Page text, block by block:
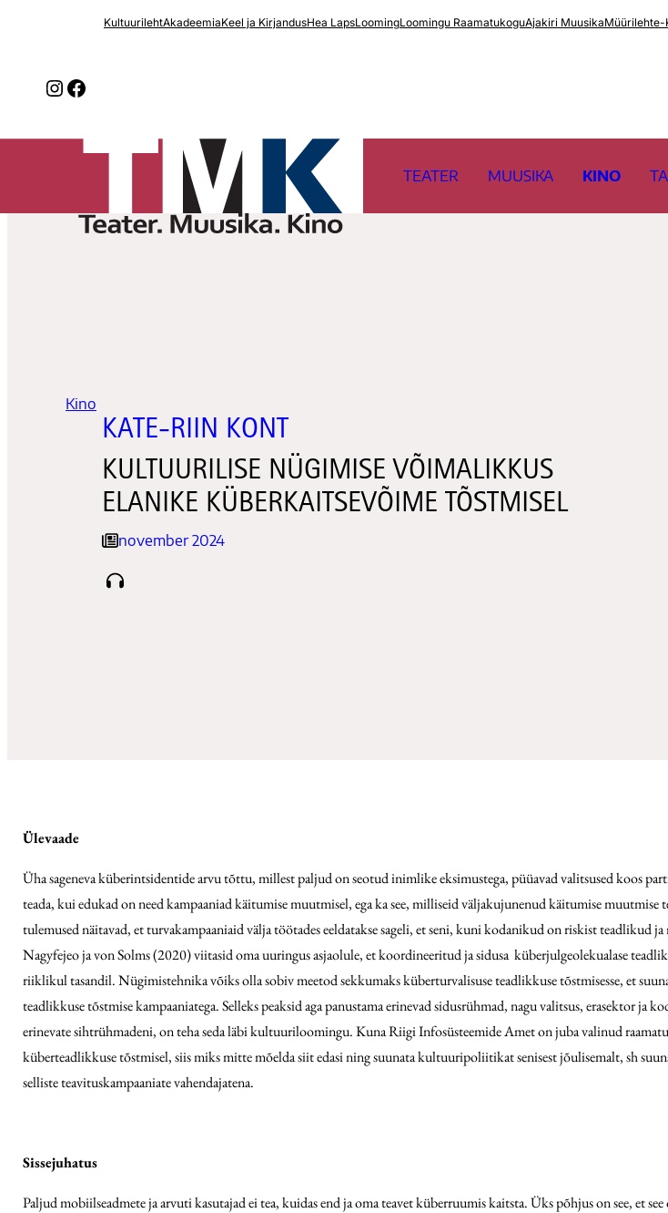
KultuurilehtAkadeemiaKeel ja KirjandusHea LapsLoomingLoomingu RaamatukoguAjakiri MuusikaMüürilehte-
Instagram
Facebook
TEATER MUUSIKA KINO
Kino
KATE-RIIN KONT
KULTUURILISE NÜGIMISE VÕIMALIKKUS
ELANIKE KÜBERKAITSEVÕIME TÕSTMISEL
november 2024
Ülevaade
Üha sageneva küberintsidentide arvu tõttu, millest paljud on seotud inimlike eksimustega, püüavad valitsused koos
teada, kui edukad on need kampaaniad käitumise muutmisel, ega ka see, milliseid väljakujunenud käitumise
tulemused näitavad, et turvakampaaniaid välja töötades eeldatakse sageli, et seni, kuni kodanikud on riskist teadlikud
Nagyfejeo ja von Solms (2020) viitasid oma uuringus asjaolule, et koordineeritud ja sidusa küberjulgeolekualase
riiklikul tasandil. Nügimistehnika võiks olla sobiv meetod sekkumaks küberturvalisuse teadlikkuse tõstmisesse, et
teadlikkuse tõstmise kampaaniatega. Selleks peaksid aga panustama erinevad sidusrühmad, nagu valitsus,
erinevate sihtrühmadeni, on teha seda läbi kultuuriloomingu. Kuna Riigi Infosüsteemide Amet on juba valinud
küberteadlikkuse tõstmisel, siis miks mitte mõelda siit edasi ning suunata kultuuripoliitikat senisest jõulisemalt, sh
selliste teavituskampaaniate vahendajatena.
Sissejuhatus
Paljud mobiilseadmete ja arvuti kasutajad ei tea, kuidas end ja oma teavet küberruumis kaitsta. Üks põhjus on see, et